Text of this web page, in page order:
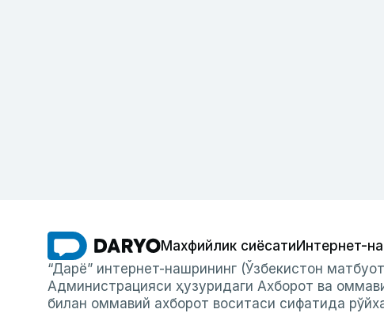
Махфийлик сиёсатиИнтернет-
“Дарё” интернет-нашрининг (Ўзбекистон
Администрацияси ҳузуридаги Ахборот ва
билан оммавий ахборот воситаси сифатида